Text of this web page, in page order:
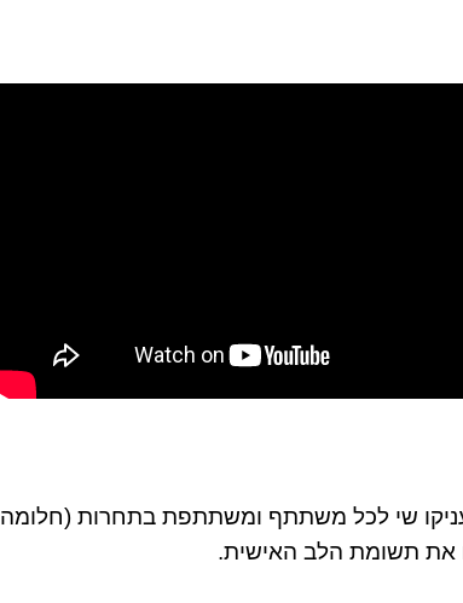
שי לכל משתתף ומשתתפת בתחרות (חלומה
את תשומת הלב האישית.